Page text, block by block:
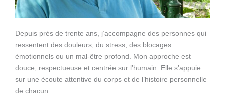
Depuis près de trente ans, j’accompagne des personnes qui
ressentent des douleurs, du stress, des blocages
émotionnels ou un mal-être profond. Mon approche est
douce, respectueuse et centrée sur l’humain. Elle s’appuie
sur une écoute attentive du corps et de l’histoire personnelle
de chacun.